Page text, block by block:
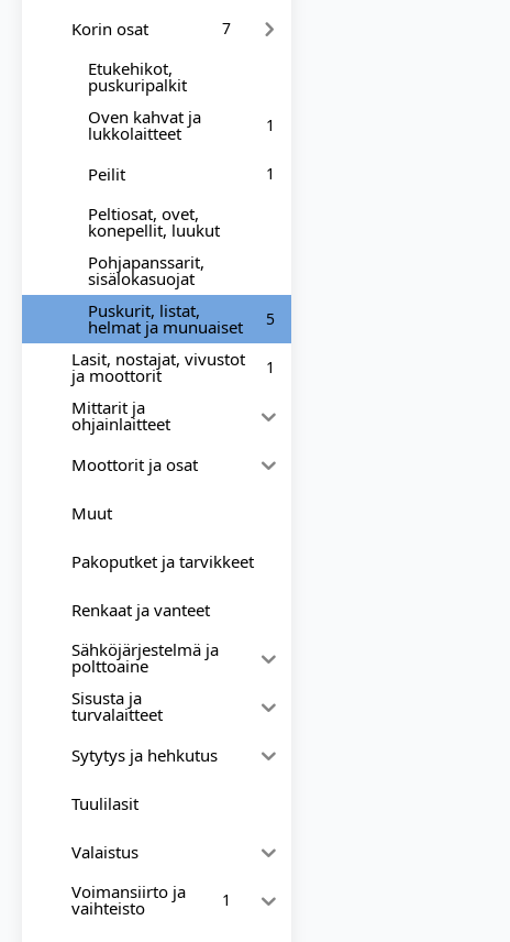
Korin osat 7
Etukehikot,
puskuripalkit
Oven kahvat ja
lukkolaitteet 1
Peilit 1
Peltiosat, ovet,
konepellit, luukut
Pohjapanssarit,
sisälokasuojat
Puskurit, listat,
helmat ja munuaiset 5
Lasit, nostajat, vivustot
ja moottorit 1
Mittarit ja
ohjainlaitteet
Moottorit ja osat
Muut
Pakoputket ja tarvikkeet
Renkaat ja vanteet
Sähköjärjestelmä ja
polttoaine
Sisusta ja
turvalaitteet
Sytytys ja hehkutus
Tuulilasit
Valaistus
Voimansiirto ja
vaihteisto 1